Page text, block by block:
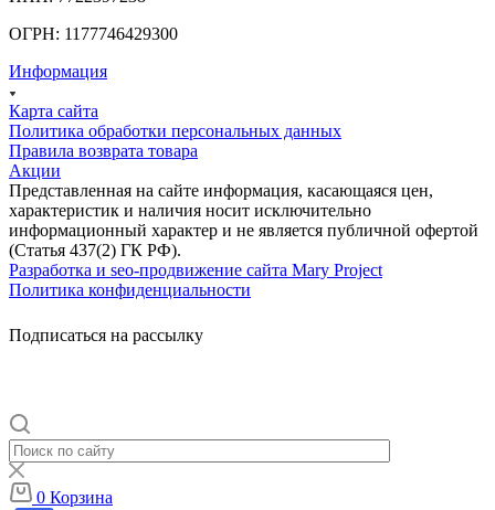
ОГРН: 1177746429300
Информация
Карта сайта
Политика обработки персональных данных
Правила возврата товара
Акции
Представленная на сайте информация, касающаяся цен,
характеристик и наличия носит исключительно
информационный характер и не является публичной офертой
(Статья 437(2) ГК РФ).
Разработка и seo-продвижение сайта Mary Project
Политика конфиденциальности
Подписаться на рассылку
0 Корзина